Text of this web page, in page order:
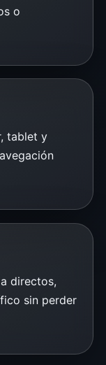
o
tablet y
directos,
sin perder